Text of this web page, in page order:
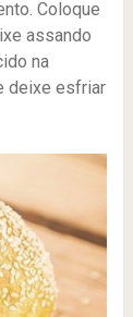
Coloque
assando
na
deixe esfriar